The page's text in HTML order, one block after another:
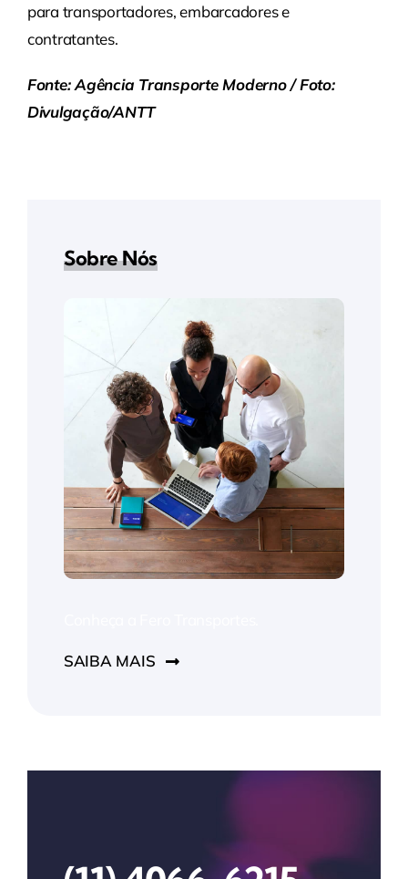
para transportadores, embarcadores e
contratantes.
Fonte: Agência Transporte Moderno / Foto:
Divulgação/ANTT
Sobre Nós
SAIBA MAIS